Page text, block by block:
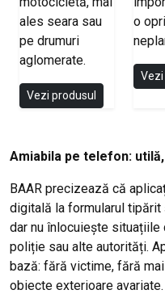
ales seara sau
pe drumuri
aglomerate.
Vezi produsul
o
Amiabila pe telefon:
BAAR precizează că
digitală la formularul tipărit
dar nu înlocuiește
poliție sau alte autorități.
bază: fără victime, fără
obiecte exterioare avariate.